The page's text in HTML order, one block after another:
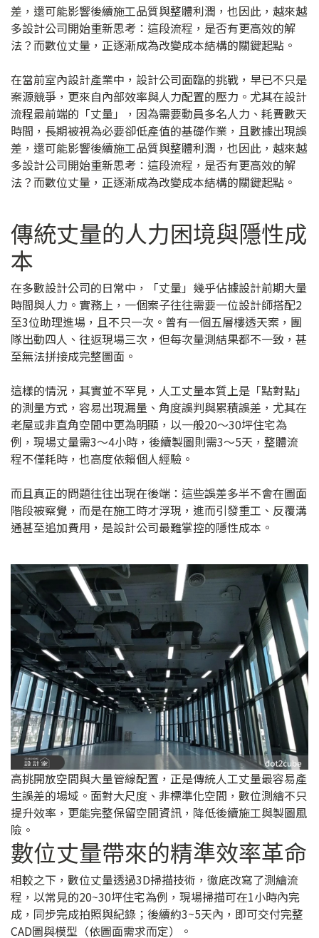
差，還可能影響後續施工品質與整體利潤，也因此，越來越
多設計公司開始重新思考：這段流程，是否有更高效的解
法？而數位丈量，正逐漸成為改變成本結構的關鍵起點。
在當前室內設計產業中，設計公司面臨的挑戰，早已不只是
案源競爭，更來自內部效率與人力配置的壓力。尤其在設計
流程最前端的「丈量」，因為需要動員多名人力、耗費數天
時間，長期被視為必要卻低產值的基礎作業，且數據出現誤
差，還可能影響後續施工品質與整體利潤，也因此，越來越
多設計公司開始重新思考：這段流程，是否有更高效的解
法？而數位丈量，正逐漸成為改變成本結構的關鍵起點。
傳統丈量的人力困境與隱性成
本
在多數設計公司的日常中，「丈量」幾乎佔據設計前期大量
時間與人力。實務上，一個案子往往需要一位設計師搭配2
至3位助理進場，且不只一次。曾有一個五層樓透天案，團
隊出動四人、往返現場三次，但每次量測結果都不一致，甚
至無法拼接成完整圖面。
這樣的情況，其實並不罕見，人工丈量本質上是「點對點」
的測量方式，容易出現漏量、角度誤判與累積誤差，尤其在
老屋或非直角空間中更為明顯，以一般20～30坪住宅為
例，現場丈量需3～4小時，後續製圖則需3～5天，整體流
程不僅耗時，也高度依賴個人經驗。
而且真正的問題往往出現在後端：這些誤差多半不會在圖面
階段被察覺，而是在施工時才浮現，進而引發重工、反覆溝
通甚至追加費用，是設計公司最難掌控的隱性成本。
高挑開放空間與大量管線配置，正是傳統人工丈量最容易產
生誤差的場域。面對大尺度、非標準化空間，數位測繪不只
提升效率，更能完整保留空間資訊，降低後續施工與製圖風
險。
數位丈量帶來的精準效率革命
相較之下，數位丈量透過3D掃描技術，徹底改寫了測繪流
程，以常見的20~30坪住宅為例，現場掃描可在1小時內完
成，同步完成拍照與紀錄；後續約3~5天內，即可交付完整
CAD圖與模型（依圖面需求而定）。